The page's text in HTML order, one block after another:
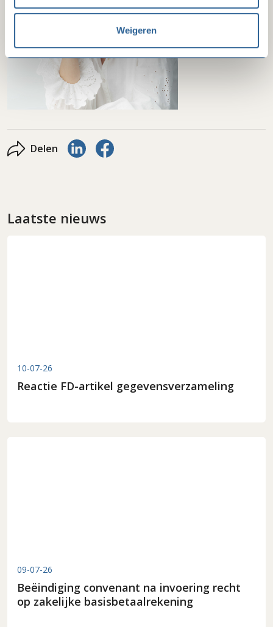
Weigeren
Delen Delen via LinkedIn
Delen via Facebook
Laatste nieuws
10-07-26
Reactie FD-artikel gegevensverzameling
09-07-26
Beëindiging convenant na invoering recht
op zakelijke basisbetaalrekening